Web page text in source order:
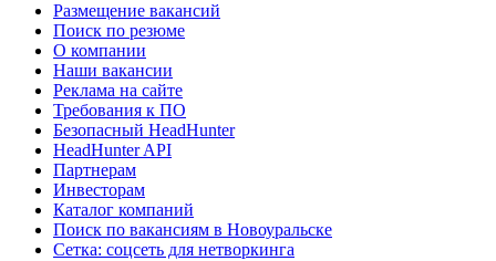
Размещение вакансий
Поиск по резюме
О компании
Наши вакансии
Реклама на сайте
Требования к ПО
Безопасный HeadHunter
HeadHunter API
Партнерам
Инвесторам
Каталог компаний
Поиск по вакансиям в Новоуральске
Сетка: соцсеть для нетворкинга